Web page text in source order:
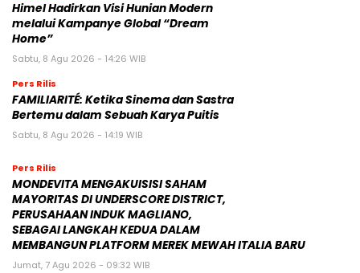
Himel Hadirkan Visi Hunian Modern
melalui Kampanye Global “Dream
Home”
Sabtu, 8 Agu 2026 - 14:26 WIB
Pers Rilis
FAMILIARITÉ: Ketika Sinema dan Sastra
Bertemu dalam Sebuah Karya Puitis
Sabtu, 8 Agu 2026 - 14:19 WIB
Pers Rilis
MONDEVITA MENGAKUISISI SAHAM
MAYORITAS DI UNDERSCORE DISTRICT,
PERUSAHAAN INDUK MAGLIANO,
SEBAGAI LANGKAH KEDUA DALAM
MEMBANGUN PLATFORM MEREK MEWAH ITALIA BARU
Jumat, 7 Agu 2026 - 09:32 WIB